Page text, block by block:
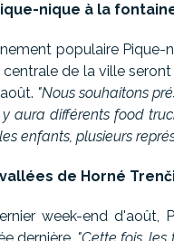
nique à la
populaire
centrale de la ville
"Nous souhaitons
y aura différents food
enfants, plusieurs
de Horné
week-end d'août,